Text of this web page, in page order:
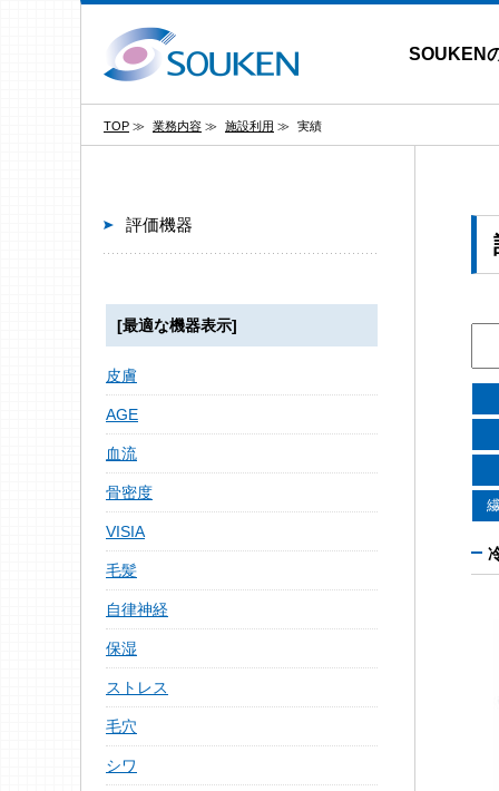
SOUKEN
TOP ≫ 業務内容 ≫ 施設利用 ≫ 実績
評価機器
[最適な機器表示]
皮膚
AGE
血流
骨密度
VISIA
毛髪
自律神経
保湿
ストレス
毛穴
シワ